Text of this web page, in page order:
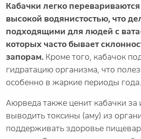
Кабачки легко
высокой водянистостью, что
подходящими для людей с
которых часто бывает
запорам. Кроме того, кабачок
гидратацию организма, что
особенно в жаркие периоды года.
Аюрведа также ценит кабачки за
выводить токсины (аму) из
поддерживать здоровье